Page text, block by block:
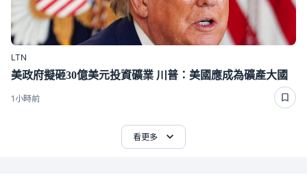
LTN
美政府擬砸30億美元投資礦業 川普：美國應成為礦產大國
1小時前
看更多